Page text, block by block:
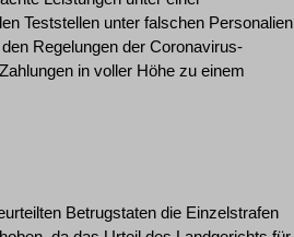
Teststellen unter falschen Personalien
Regelungen der Coronavirus-
in voller Höhe zu einem
Betrugstaten die Einzelstrafen